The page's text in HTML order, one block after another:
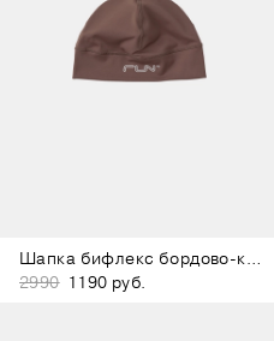
Шапка бифлекс бордово-коричневая
2990 1190 руб.